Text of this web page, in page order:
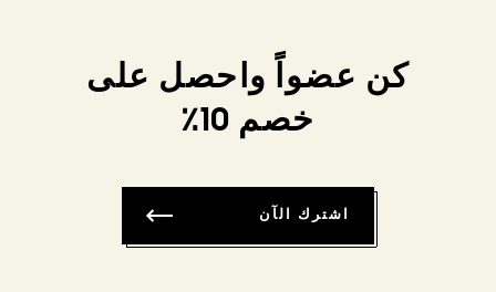
كن عضواً واحصل على
خصم 10٪
اشترك الآن